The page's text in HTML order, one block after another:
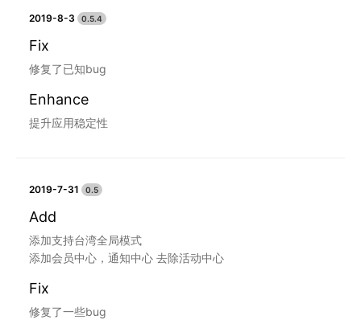
2019-8-3 0.5.4
Fix
修复了已知bug
Enhance
提升应用稳定性
2019-7-31 0.5
Add
添加支持台湾全局模式
添加会员中心，通知中心 去除活动中心
Fix
修复了一些bug